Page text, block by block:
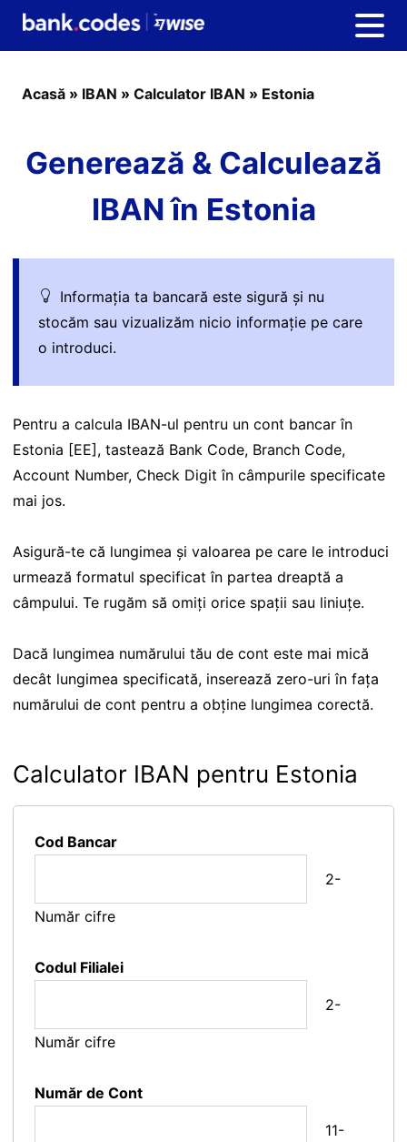
Acasă » IBAN » Calculator IBAN » Estonia
Generează & Calculează
IBAN în Estonia
Informația ta bancară este sigură și nu
stocăm sau vizualizăm nicio informație pe care
o introduci.
Pentru a calcula IBAN-ul pentru un cont bancar în
Estonia [EE], tastează Bank Code, Branch Code,
Account Number, Check Digit în câmpurile specificate
mai jos.
Asigură-te că lungimea și valoarea pe care le introduci
urmează formatul specificat în partea dreaptă a
câmpului. Te rugăm să omiți orice spații sau liniuțe.
Dacă lungimea numărului tău de cont este mai mică
decât lungimea specificată, inserează zero-uri în fața
numărului de cont pentru a obține lungimea corectă.
Calculator IBAN pentru Estonia
Cod Bancar
2-
Număr cifre
Codul Filialei
2-
Număr cifre
Număr de Cont
11-